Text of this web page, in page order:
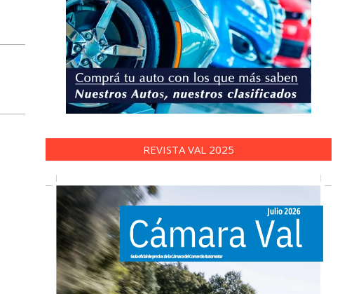
REVISTA VAL 2025